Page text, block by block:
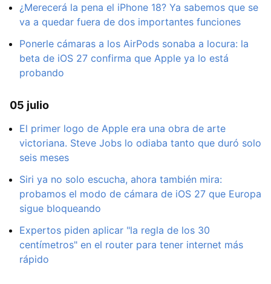
¿Merecerá la pena el iPhone 18? Ya sabemos que se
va a quedar fuera de dos importantes funciones
Ponerle cámaras a los AirPods sonaba a locura: la
beta de iOS 27 confirma que Apple ya lo está
probando
05 julio
El primer logo de Apple era una obra de arte
victoriana. Steve Jobs lo odiaba tanto que duró solo
seis meses
Siri ya no solo escucha, ahora también mira:
probamos el modo de cámara de iOS 27 que Europa
sigue bloqueando
Expertos piden aplicar "la regla de los 30
centímetros" en el router para tener internet más
rápido